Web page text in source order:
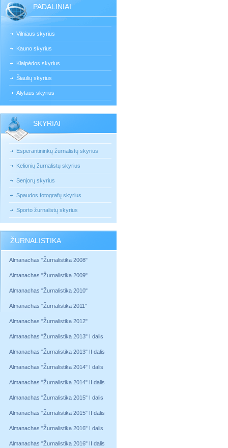
PADALINIAI
Vilniaus skyrius
Kauno skyrius
Klaipėdos skyrius
Šiaulių skyrius
Alytaus skyrius
SKYRIAI
Esperantininkų žurnalistų skyrius
Kelionių žurnalistų skyrius
Senjorų skyrius
Spaudos fotografų skyrius
Sporto žurnalistų skyrius
ŽURNALISTIKA
Almanachas "Žurnalistika 2008"
Almanachas "Žurnalistika 2009"
Almanachas "Žurnalistika 2010"
Almanachas "Žurnalistika 2011"
Almanachas "Žurnalistika 2012"
Almanachas "Žurnalistika 2013" I dalis
Almanachas "Žurnalistika 2013" II dalis
Almanachas "Žurnalistika 2014" I dalis
Almanachas "Žurnalistika 2014" II dalis
Almanachas "Žurnalistika 2015" I dalis
Almanachas "Žurnalistika 2015" II dalis
Almanachas "Žurnalistika 2016" I dalis
Almanachas "Žurnalistika 2016" II dalis